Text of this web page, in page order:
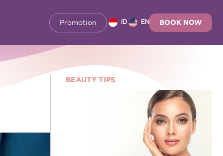
Promotion ID EN BOOK NOW
BEAUTY TIPS